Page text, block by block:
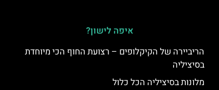
איפה לישון?
הריביירה של הקיקלופים – רצועת החוף הכי מיוחדת
בסיציליה
מלונות בסיציליה הכל כלול